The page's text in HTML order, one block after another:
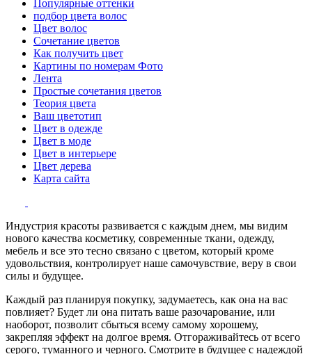
Популярные оттенки
подбор цвета волос
Цвет волос
Сочетание цветов
Как получить цвет
Картины по номерам Фото
Лента
Простые сочетания цветов
Теория цвета
Ваш цветотип
Цвет в одежде
Цвет в моде
Цвет в интерьере
Цвет дерева
Карта сайта
Индустрия красоты развивается с каждым днем, мы видим
нового качества косметику, современные ткани, одежду,
мебель и все это тесно связано с цветом, который кроме
удовольствия, контролирует наше самочувствие, веру в свои
силы и будущее.
Каждый раз планируя покупку, задумаетесь, как она на вас
повлияет? Будет ли она питать ваше разочарование, или
наоборот, позволит сбыться всему самому хорошему,
закрепляя эффект на долгое время. Отгораживайтесь от всего
серого, туманного и черного. Смотрите в будущее с надеждой